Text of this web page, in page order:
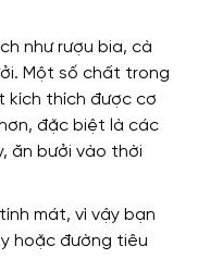
như rượu bia, cà
Một số chất trong
kích thích được cơ
đặc biệt là các
ăn bưởi vào thời
mát, vì vậy bạn
hoặc đường tiêu